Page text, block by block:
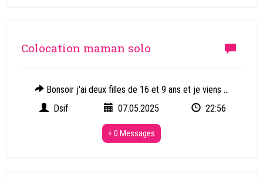
Colocation maman solo
Bonsoir j'ai deux filles de 16 et 9 ans et je viens ...
Dsif
07.05.2025 22:56
+ 0 Messages